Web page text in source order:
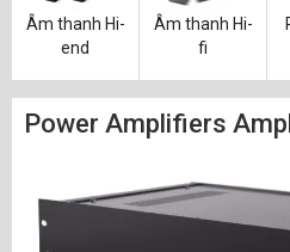
Âm thanh Hi-
end
Âm thanh Hi-
fi
Power Amplifiers